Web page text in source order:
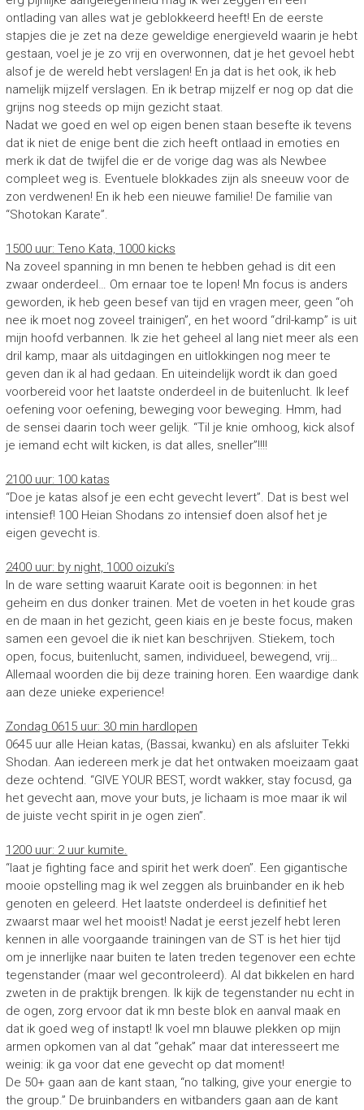
ontlading van alles wat je geblokkeerd heeft! En de eerste
stapjes die je zet na deze geweldige energieveld waarin je hebt
gestaan, voel je je zo vrij en overwonnen, dat je het gevoel hebt
alsof je de wereld hebt verslagen! En ja dat is het ook, ik heb
namelijk mijzelf verslagen. En ik betrap mijzelf er nog op dat die
grijns nog steeds op mijn gezicht staat.
Nadat we goed en wel op eigen benen staan besefte ik tevens
dat ik niet de enige bent die zich heeft ontlaad in emoties en
merk ik dat de twijfel die er de vorige dag was als Newbee
compleet weg is. Eventuele blokkades zijn als sneeuw voor de
zon verdwenen! En ik heb een nieuwe familie! De familie van
“Shotokan Karate”.
1500 uur: Teno Kata, 1000 kicks
Na zoveel spanning in mn benen te hebben gehad is dit een
zwaar onderdeel… Om ernaar toe te lopen! Mn focus is anders
geworden, ik heb geen besef van tijd en vragen meer, geen “oh
nee ik moet nog zoveel trainigen”, en het woord “dril-kamp” is uit
mijn hoofd verbannen. Ik zie het geheel al lang niet meer als een
dril kamp, maar als uitdagingen en uitlokkingen nog meer te
geven dan ik al had gedaan. En uiteindelijk wordt ik dan goed
voorbereid voor het laatste onderdeel in de buitenlucht. Ik leef
oefening voor oefening, beweging voor beweging. Hmm, had
de sensei daarin toch weer gelijk. “Til je knie omhoog, kick alsof
je iemand echt wilt kicken, is dat alles, sneller”!!!!
2100 uur: 100 katas
“Doe je katas alsof je een echt gevecht levert”. Dat is best wel
intensief! 100 Heian Shodans zo intensief doen alsof het je
eigen gevecht is.
2400 uur: by night, 1000 oizuki’s
In de ware setting waaruit Karate ooit is begonnen: in het
geheim en dus donker trainen. Met de voeten in het koude gras
en de maan in het gezicht, geen kiais en je beste focus, maken
samen een gevoel die ik niet kan beschrijven. Stiekem, toch
open, focus, buitenlucht, samen, individueel, bewegend, vrij…
Allemaal woorden die bij deze training horen. Een waardige dank
aan deze unieke experience!
Zondag 0615 uur: 30 min hardlopen
0645 uur alle Heian katas, (Bassai, kwanku) en als afsluiter Tekki
Shodan. Aan iedereen merk je dat het ontwaken moeizaam gaat
deze ochtend. “GIVE YOUR BEST, wordt wakker, stay focusd, ga
het gevecht aan, move your buts, je lichaam is moe maar ik wil
de juiste vecht spirit in je ogen zien”.
1200 uur: 2 uur kumite.
“laat je fighting face and spirit het werk doen”. Een gigantische
mooie opstelling mag ik wel zeggen als bruinbander en ik heb
genoten en geleerd. Het laatste onderdeel is definitief het
zwaarst maar wel het mooist! Nadat je eerst jezelf hebt leren
kennen in alle voorgaande trainingen van de ST is het hier tijd
om je innerlijke naar buiten te laten treden tegenover een echte
tegenstander (maar wel gecontroleerd). Al dat bikkelen en hard
zweten in de praktijk brengen. Ik kijk de tegenstander nu echt in
de ogen, zorg ervoor dat ik mn beste blok en aanval maak en
dat ik goed weg of instapt! Ik voel mn blauwe plekken op mijn
armen opkomen van al dat “gehak” maar dat interesseert me
weinig: ik ga voor dat ene gevecht op dat moment!
De 50+ gaan aan de kant staan, “no talking, give your energie to
the group.” De bruinbanders en witbanders gaan aan de kant